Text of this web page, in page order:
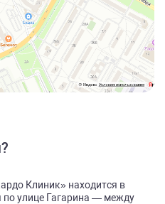
Клиник» находится в
по улице Гагарина — между